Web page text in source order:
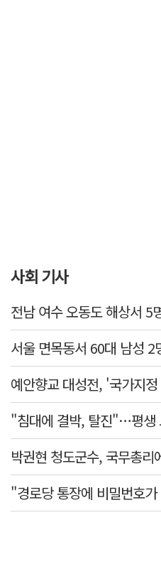
사회 기사
예안향교 대성전, '국가지